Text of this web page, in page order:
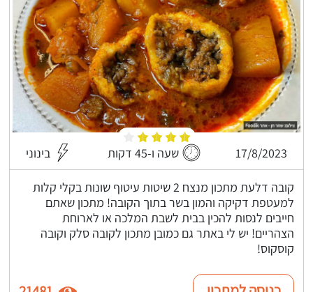
17/8/2023 שעה ו-45 דקות בינוני
קובה דלעת מתכון מנצח 2 שיטות עיטוף שונות בקלי קלות
למעטפת דקיקה והמון בשר בתוך הקובה! מתכון שאתם
חייבים לנסות להכין בבית לשבת המלכה או לארוחת
הצהריים! יש לי באתר גם כמובן מתכון לקובה סלק וקובה
קוסקוס!